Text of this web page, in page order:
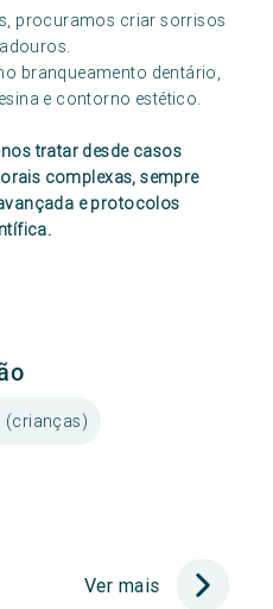
procuramos criar sorrisos
branqueamento dentário,
e contorno estético.
tratar desde casos
complexas, sempre
e protocolos
(crianças)
Ver mais